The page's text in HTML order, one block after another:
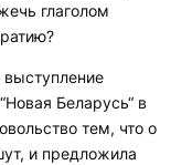
глаголом
Беларусь“ в
тем, что о
и предложила